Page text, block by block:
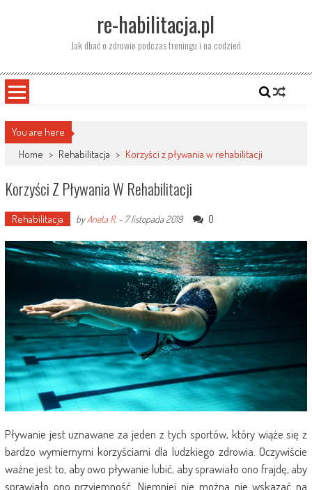
re-habilitacja.pl
Jak dbać o zdrowie podczas treningu i na codzień
You are here
Home > Rehabilitacja > Korzyści z pływania w rehabilitacji
Korzyści Z Pływania W Rehabilitacji
Rehabilitacja byAneta R.- 7 listopada 2019 0
Pływanie jest uznawane za jeden z tych sportów, który wiąże się z
bardzo wymiernymi korzyściami dla ludzkiego zdrowia. Oczywiście
ważne jest to, aby owo pływanie lubić, aby sprawiało ono frajdę, aby
sprawiało ono przyjemność. Niemniej nie można nie wskazać na